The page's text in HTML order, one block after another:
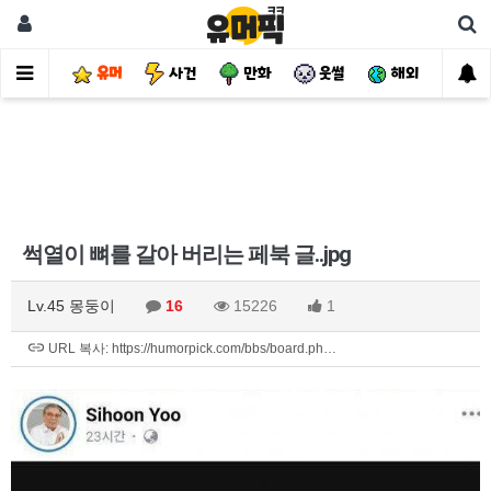
유머 사건 만화 웃썰 해외 핫
썩열이 뼈를 갈아 버리는 페북 글..jpg
Lv.45 몽둥이 16 15226 1
URL 복사: https://humorpick.com/bbs/board.ph…